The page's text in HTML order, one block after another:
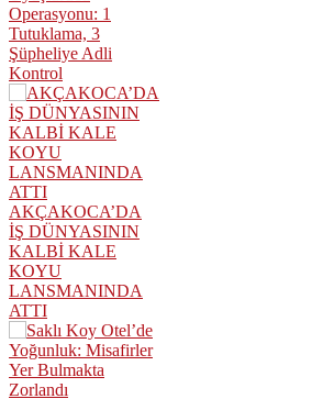
Operasyonu: 1
Tutuklama, 3
Şüpheliye Adli
Kontrol
AKÇAKOCA’DA
İŞ DÜNYASININ
KALBİ KALE
KOYU
LANSMANINDA
ATTI